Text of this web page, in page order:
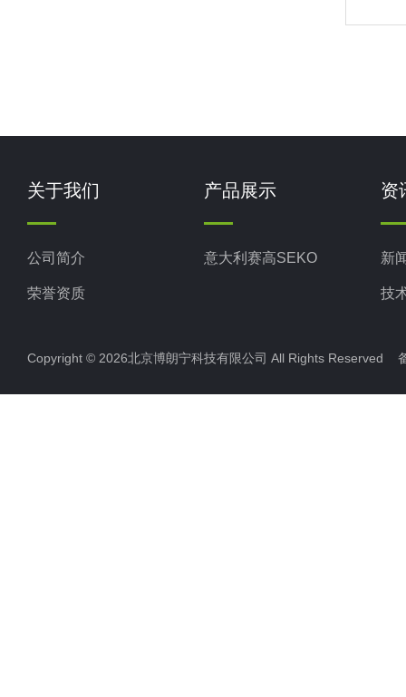
关于我们
公司简介
荣誉资质
产品展示
意大利赛高SEKO
资
新
技
Copyright © 2026北京博朗宁科技有限公司 All Rights Reserved